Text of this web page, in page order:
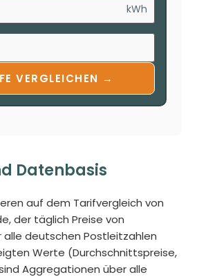
kWh
VERGLEICHEN →
Datenbasis
auf dem Tarifvergleich von
der täglich Preise von
deutschen Postleitzahlen
Werte (Durchschnittspreise,
Aggregationen über alle